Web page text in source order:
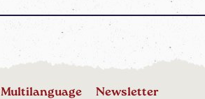
Multilanguage Newsletter